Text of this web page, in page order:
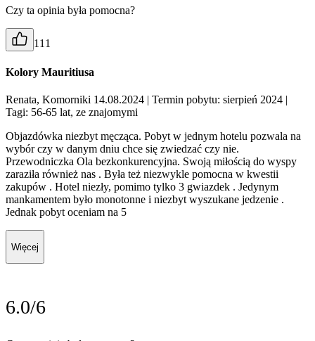
Czy ta opinia była pomocna?
111
Kolory Mauritiusa
Renata, Komorniki 14.08.2024 | Termin pobytu: sierpień 2024 |
Tagi: 56-65 lat, ze znajomymi
Objazdówka niezbyt męcząca. Pobyt w jednym hotelu pozwala na
wybór czy w danym dniu chce się zwiedzać czy nie.
Przewodniczka Ola bezkonkurencyjna. Swoją miłością do wyspy
zaraziła również nas . Była też niezwykle pomocna w kwestii
zakupów . Hotel niezły, pomimo tylko 3 gwiazdek . Jedynym
mankamentem było monotonne i niezbyt wyszukane jedzenie .
Jednak pobyt oceniam na 5
Więcej
6.0/6